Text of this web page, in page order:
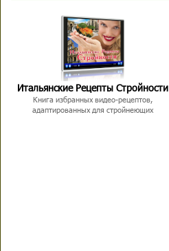
Итальянские Рецепты Стройности
Книга избранных видео-рецептов,
адаптированных для стройнеющих